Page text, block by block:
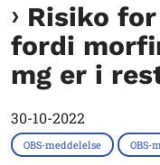
Risiko
fordi
mg er i
30-10-2022
OBS-meddelelse OBS-